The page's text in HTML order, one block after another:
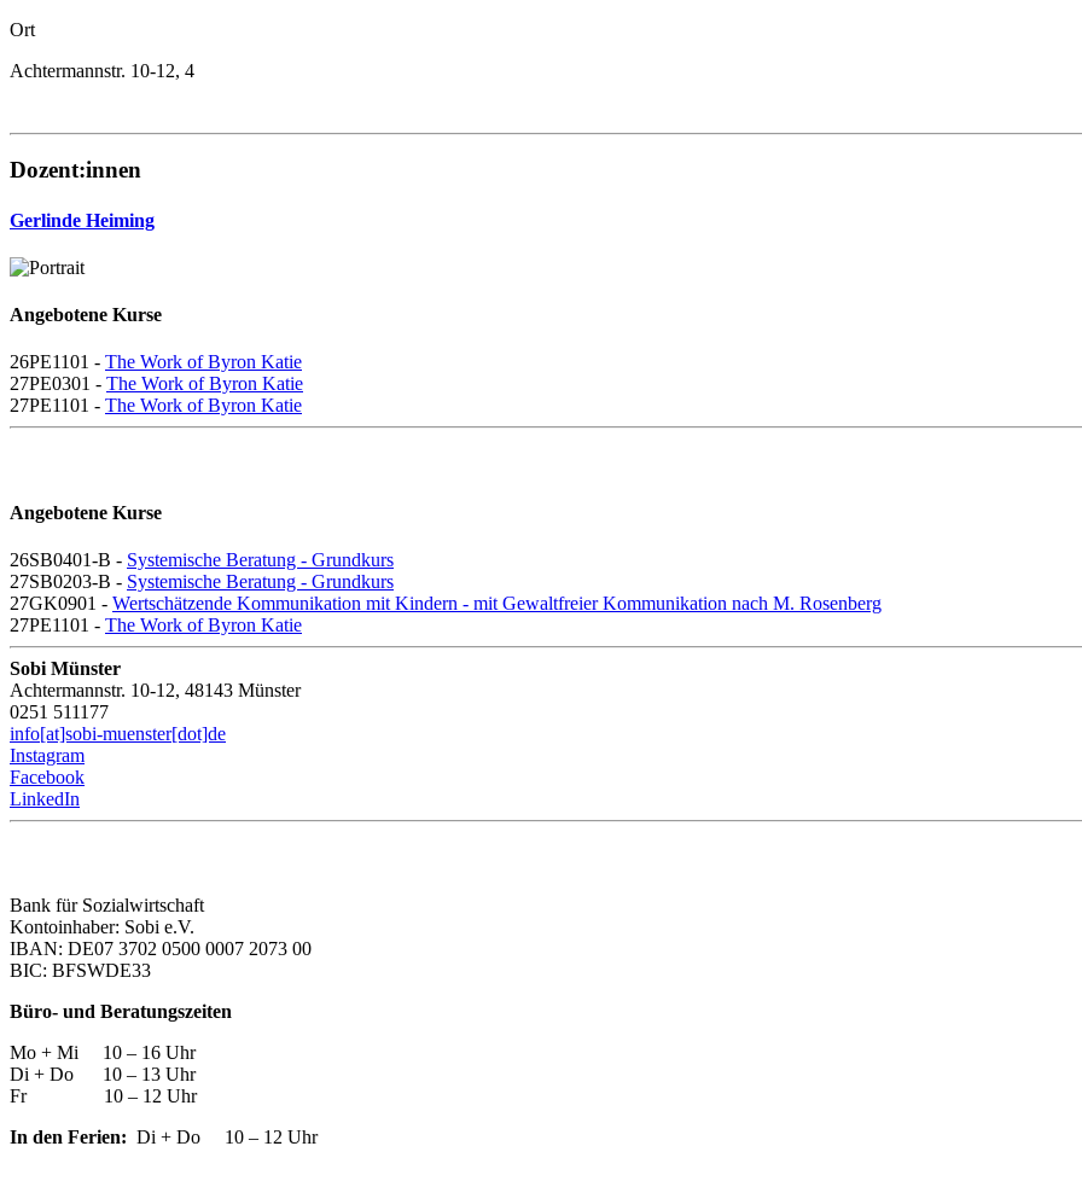
Ort
Achtermannstr. 10-12, 4
Dozent:innen
Gerlinde Heiming
Angebotene Kurse
26PE1101 - The Work of Byron Katie
27PE0301 - The Work of Byron Katie
27PE1101 - The Work of Byron Katie
Angebotene Kurse
26SB0401-B - Systemische Beratung - Grundkurs
27SB0203-B - Systemische Beratung - Grundkurs
27GK0901 - Wertschätzende Kommunikation mit Kindern - mit Gewaltfreier Kommunikation nach M. Rosenberg
27PE1101 - The Work of Byron Katie
Sobi Münster
Achtermannstr. 10-12, 48143 Münster
0251 511177
info[at]sobi-muenster[dot]de
Instagram
Facebook
LinkedIn
Bank für Sozialwirtschaft
Kontoinhaber: Sobi e.V.
IBAN: DE07 3702 0500 0007 2073 00
BIC: BFSWDE33
Büro- und Beratungszeiten
Mo + Mi 10 – 16 Uhr
Di + Do 10 – 13 Uhr
Fr 10 – 12 Uhr
In den Ferien: Di + Do 10 – 12 Uhr